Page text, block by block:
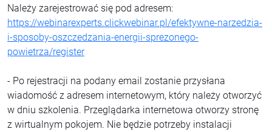
Należy zarejestrować się pod adresem:
https://webinarexperts.clickwebinar.pl/efektywne-narzedzia-
i-sposoby-oszczedzania-energii-sprezonego-
powietrza/register
- Po rejestracji na podany email zostanie przysłana
wiadomość z adresem internetowym, który należy otworzyć
w dniu szkolenia. Przeglądarka internetowa otworzy stronę
z wirtualnym pokojem. Nie będzie potrzeby instalacji